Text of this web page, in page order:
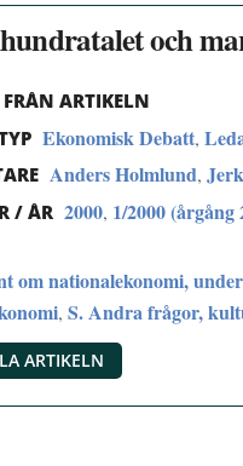
och
ARTIKELN
Ekonomisk Debatt,
Anders Holmlund,
/ ÅR 2000, 1/2000 (årgång
om nationalekonomi,
,S. Andra frågor,
ARTIKELN